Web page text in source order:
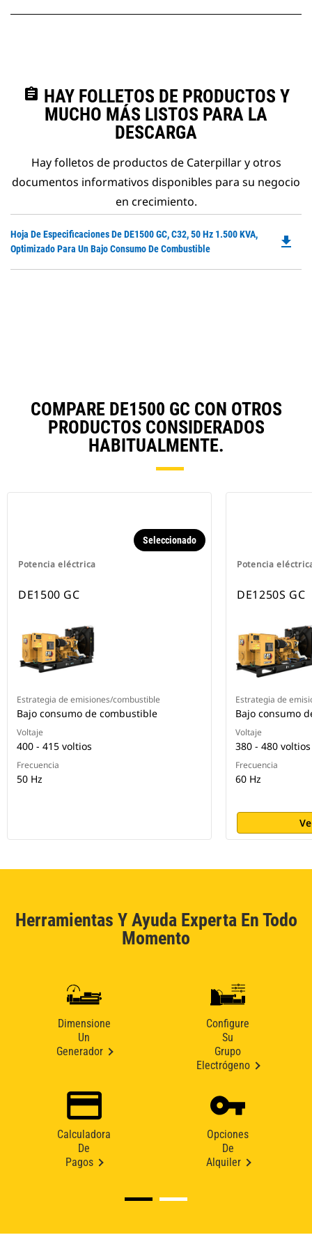
assignment HAY FOLLETOS DE PRODUCTOS Y
MUCHO MÁS LISTOS PARA LA
DESCARGA
Hay folletos de productos de Caterpillar y otros
documentos informativos disponibles para su negocio
en crecimiento.
Hoja De Especificaciones De DE1500 GC, C32, 50 Hz 1.500 KVA,
Optimizado Para Un Bajo Consumo De Combustible
file_download
COMPARE DE1500 GC CON OTROS
PRODUCTOS CONSIDERADOS
HABITUALMENTE.
Potencia eléctrica
Seleccionado
DE1500 GC
Estrategia de emisiones/combustible
Bajo consumo de combustible
Voltaje
400 - 415 voltios
Frecuencia
50 Hz
Potencia
DE1250S GC
Estrategia de
Bajo consumo
Voltaje
380 - 480 voltios
Frecuencia
60 Hz
Herramientas Y Ayuda Experta En Todo
Momento
Dimensione
Un
Generador
Configure
Su
Grupo
Electrógeno
Calculadora
De
Pagos
Opciones
De
Alquiler